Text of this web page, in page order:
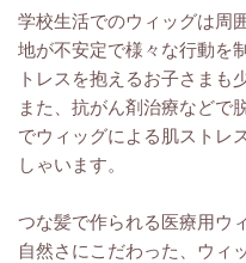
学校生活でのウィッグは周
地が不安定で様々な行動を
トレスを抱えるお子さまも
また、抗がん剤治療などで
でウィッグによる肌ストレ
しゃいます。
つな髪で作られる医療用ウ
自然さに こだわった、ウィ